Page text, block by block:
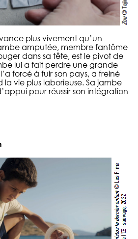
plus vivement qu’un
amputée, membre fantôme
dans sa tête, est le pivot de
lui a fait perdre une grande
forcé à fuir son pays, a freiné
la vie plus laborieuse. Sa jambe
pour réussir son intégration